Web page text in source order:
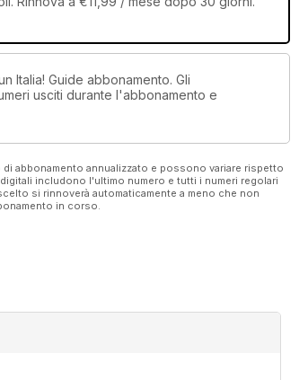
Italia! Guide abbonamento. Gli
usciti durante l'abbonamento e
abbonamento annualizzato e possono variare rispetto
includono l'ultimo numero e tutti i numeri regolari
si rinnoverà automaticamente a meno che non
in corso.